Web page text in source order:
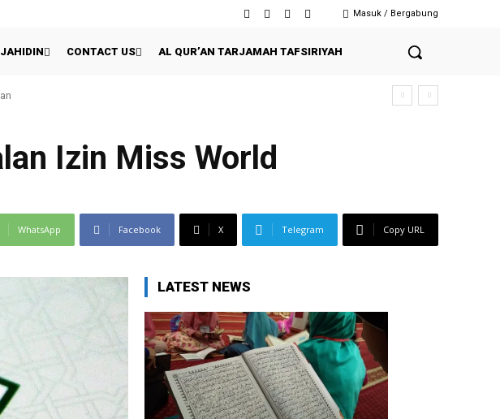
Masuk / Bergabung
CONTACT US AL QUR’AN TARJAMAH TAFSIRIYAH
Izin Miss World
WhatsApp Facebook X Telegram Copy URL
LATEST NEWS